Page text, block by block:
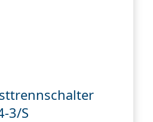
3/S